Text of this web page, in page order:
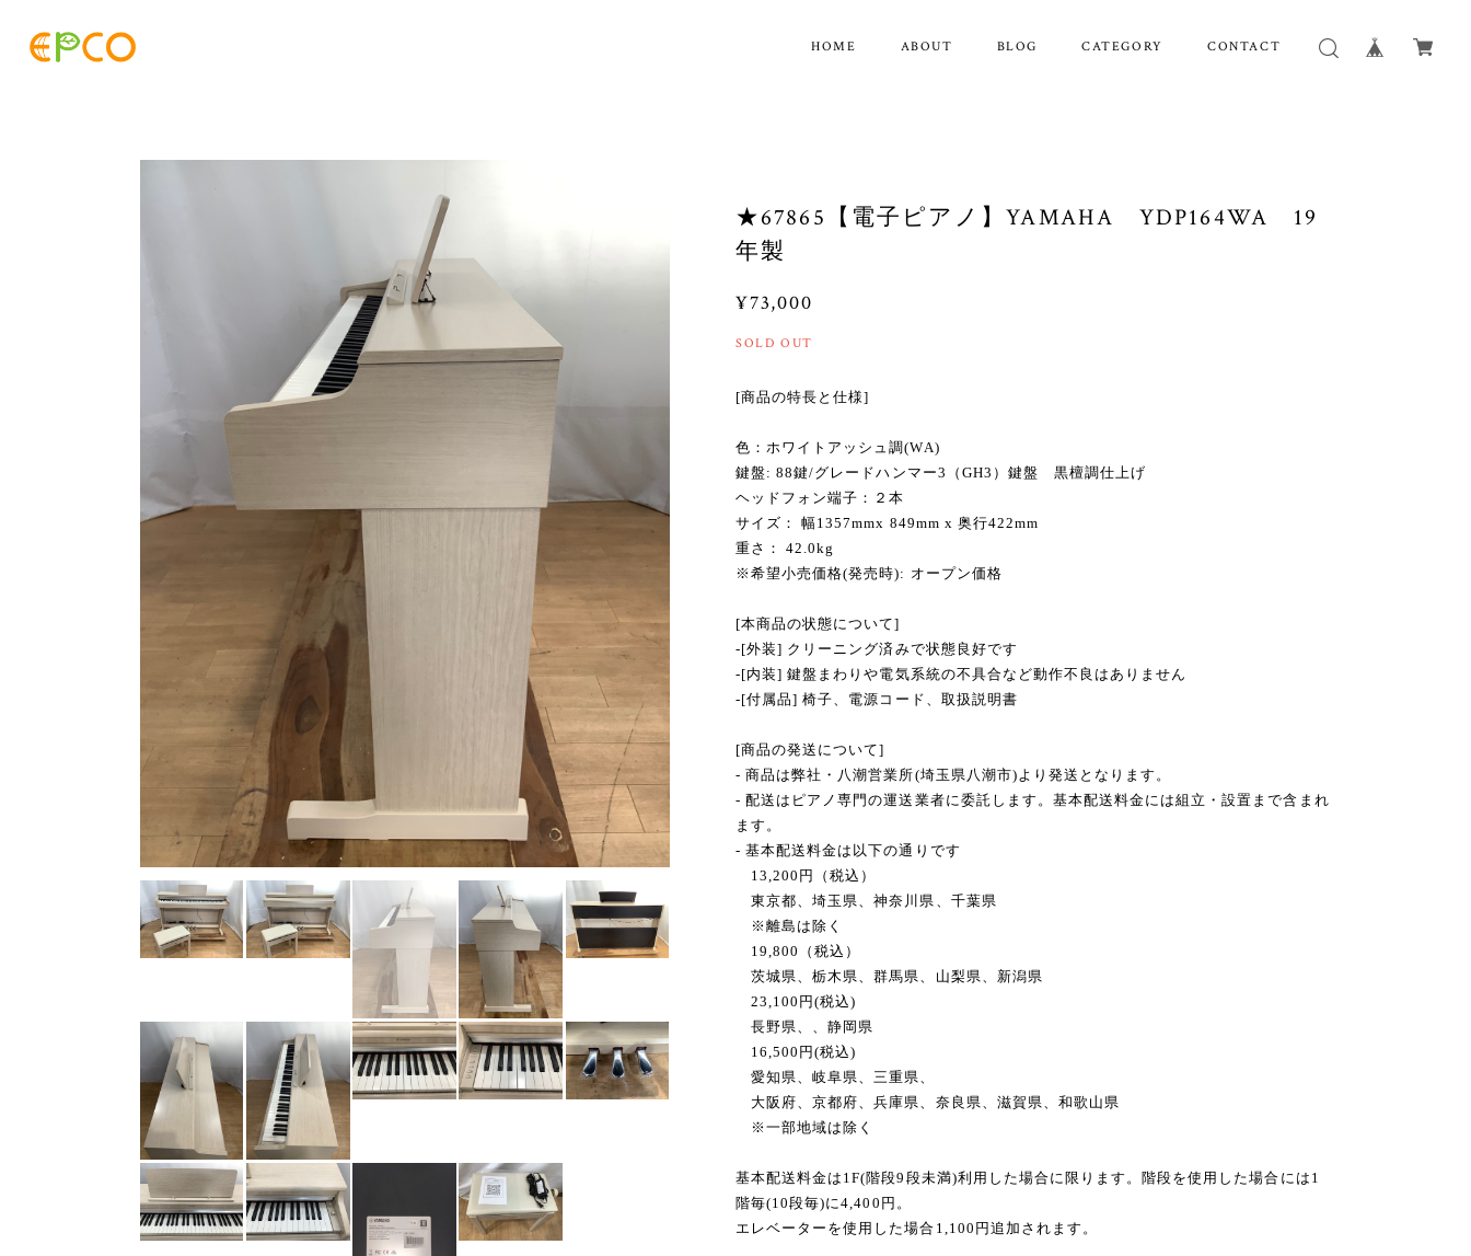
HOME ABOUT BLOG CATEGORY CONTACT
★67865【電子ピアノ】YAMAHA YDP164WA 19
年製
¥73,000
SOLD OUT
[商品の特長と仕様]
色：ホワイトアッシュ調(WA)
鍵盤: 88鍵/グレードハンマー3（GH3）鍵盤 黒檀調仕上げ
ヘッドフォン端子：２本
サイズ： 幅1357mmx 849mm x 奥行422mm
重さ： 42.0kg
※希望小売価格(発売時): オープン価格
[本商品の状態について]
-[外装] クリーニング済みで状態良好です
-[内装] 鍵盤まわりや電気系統の不具合など動作不良はありません
-[付属品] 椅子、電源コード、取扱説明書
[商品の発送について]
- 商品は弊社・八潮営業所(埼玉県八潮市)より発送となります。
- 配送はピアノ専門の運送業者に委託します。基本配送料金には組立・設置まで含まれ
ます。
- 基本配送料金は以下の通りです
13,200円（税込）
東京都、埼玉県、神奈川県、千葉県
※離島は除く
19,800（税込）
茨城県、栃木県、群馬県、山梨県、新潟県
23,100円(税込)
長野県、、静岡県
16,500円(税込)
愛知県、岐阜県、三重県、
大阪府、京都府、兵庫県、奈良県、滋賀県、和歌山県
※一部地域は除く
基本配送料金は1F(階段9段未満)利用した場合に限ります。階段を使用した場合には1
階毎(10段毎)に4,400円。
エレベーターを使用した場合1,100円追加されます。